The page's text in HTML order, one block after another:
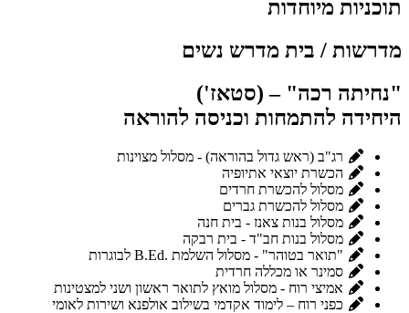
תוכניות מיוחדות
מדרשות / בית מדרש נשים
"נחיתה רכה" – (סטאז')
היחידה להתמחות וכניסה להוראה
רג"ב (ראש גדול בהוראה) - מסלול מצוינות
הכשרת יוצאי אתיופיה
מסלול להכשרת חרדים
מסלול להכשרת גברים
מסלול בנות צאנז - בית חנה
מסלול בנות חב"ד - בית רבקה
"תואר בטוהר" - מסלול השלמת .B.Ed לבוגרות
סמינר או מכללה חרדית
אמיצי רוח - מסלול מואץ לתואר ראשון ושני למצטינות
כפני רוח – לימוד אקדמי בשילוב אולפנא ושירות לאומי